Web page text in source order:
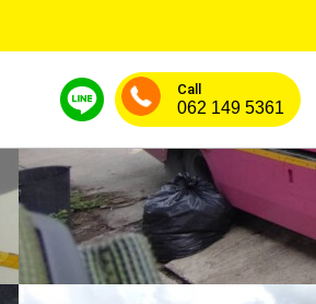
Call
062 149 5361